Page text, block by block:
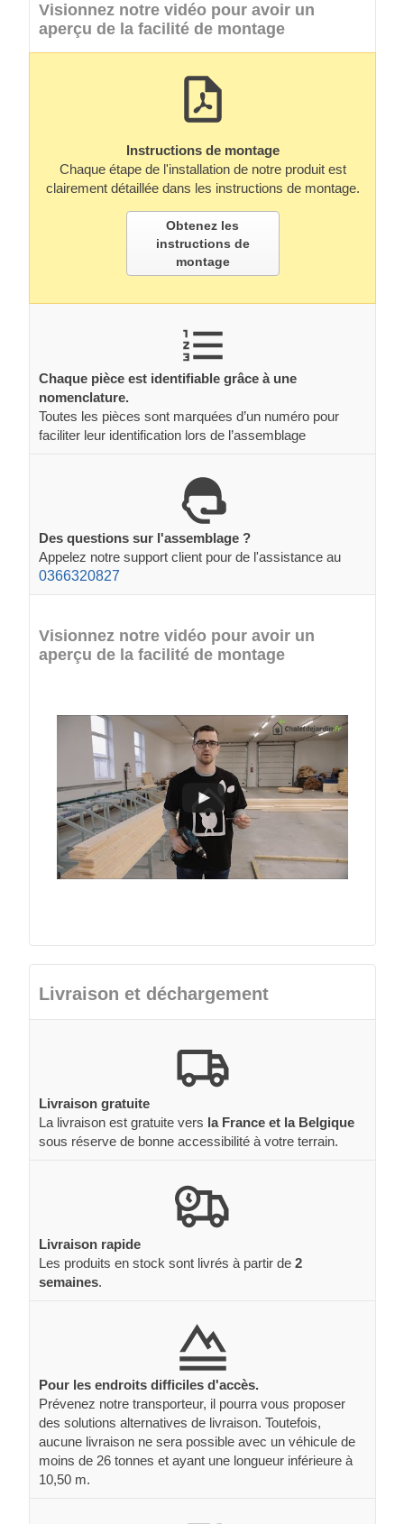
Visionnez notre vidéo pour avoir un
aperçu de la facilité de montage
Instructions de montage
Chaque étape de l'installation de notre produit est
clairement détaillée dans les instructions de montage.
Obtenez les
instructions de
montage
Chaque pièce est identifiable grâce à une
nomenclature.
Toutes les pièces sont marquées d’un numéro pour
faciliter leur identification lors de l’assemblage
Des questions sur l'assemblage ?
Appelez notre support client pour de l'assistance au
0366320827
Visionnez notre vidéo pour avoir un
aperçu de la facilité de montage
Livraison et déchargement
Livraison gratuite
La livraison est gratuite vers la France et la Belgique
sous réserve de bonne accessibilité à votre terrain.
Livraison rapide
Les produits en stock sont livrés à partir de 2
semaines.
Pour les endroits difficiles d'accès.
Prévenez notre transporteur, il pourra vous proposer
des solutions alternatives de livraison. Toutefois,
aucune livraison ne sera possible avec un véhicule de
moins de 26 tonnes et ayant une longueur inférieure à
10,50 m.